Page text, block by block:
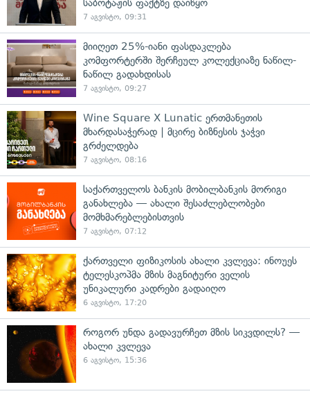
საბოტაჟის ფაქტზე დაიწყო
7 აგვისტო, 09:31
მიიღეთ 25%-იანი ფასდაკლება
კომფორტერში შერჩეულ კოლექციაზე ნაწილ-
ნაწილ გადახდისას
7 აგვისტო, 09:27
Wine Square X Lunatic ერთმანეთის
მხარდასაჭერად | მცირე ბიზნესის ჯაჭვი
გრძელდება
7 აგვისტო, 08:16
საქართველოს ბანკის მობილბანკის მორიგი
განახლება — ახალი შესაძლებლობები
მომხმარებლებისთვის
7 აგვისტო, 07:12
ქართველი ფიზიკოსის ახალი კვლევა: ინოუეს
ტელესკოპმა მზის მაგნიტური ველის
უნიკალური კადრები გადაიღო
6 აგვისტო, 17:20
როგორ უნდა გადავურჩეთ მზის სიკვდილს? —
ახალი კვლევა
6 აგვისტო, 15:36